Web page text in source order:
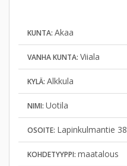
KUNTA: Akaa
VANHA KUNTA: Viiala
KYLÄ: Alkkula
NIMI: Uotila
OSOITE: Lapinkulmantie 38
KOHDETYYPPI: maatalous